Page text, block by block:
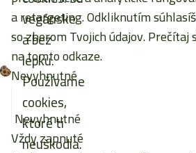
vegánske
a bez
lepku.
Používame
cookies,
ktoré ti
neuškodia.
a retargeting. Odkliknutím
so zberom Tvojich údajov. Prečítaj
na tomto odkaze.
Nevyhnutné
Nevyhnutné
Vždy zapnuté